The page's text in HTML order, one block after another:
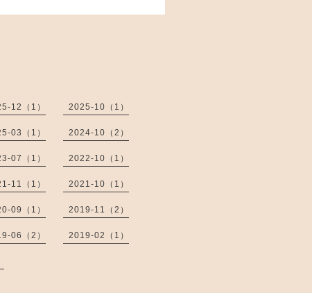
12（1） 2025-10（1）
03（1） 2024-10（2）
07（1） 2022-10（1）
11（1） 2021-10（1）
09（1） 2019-11（2）
06（2） 2019-02（1）